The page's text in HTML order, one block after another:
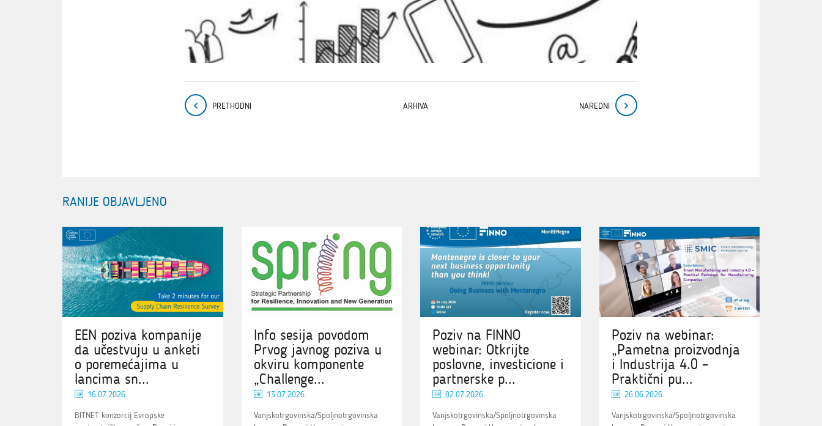
PRETHODNI ARHIVA NAREDNI
RANIJE OBJAVLJENO
EEN poziva kompanije
da učestvuju u anketi
o poremećajima u
lancima sn...
16.07.2026.
BITNET konzorcij Evropske
Info sesija povodom
Prvog javnog poziva u
okviru komponente
„Challenge...
13.07.2026.
Vanjskotrgovinska/Spoljnotrgovinska
Poziv na FINNO
webinar: Otkrijte
poslovne, investicione i
partnerske p...
02.07.2026.
Vanjskotrgovinska/Spoljnotrgovinska
Poziv na webinar:
„Pametna proizvodnja
i Industrija 4.0 –
Praktični pu...
26.06.2026.
Vanjskotrgovinska/Spoljnotrgovinska